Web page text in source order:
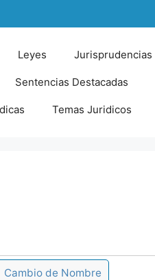
Leyes Jurisprudencias
Sentencias Destacadas
Temas Juridicos
Cambio de Nombre